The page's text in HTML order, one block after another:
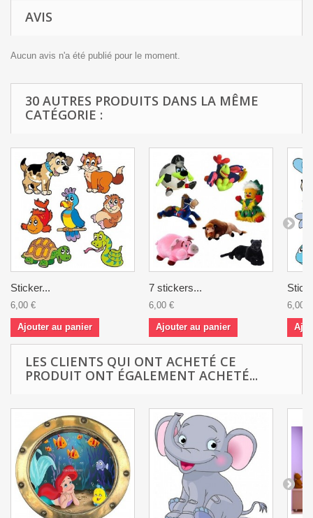
AVIS
Aucun avis n'a été publié pour le moment.
30 AUTRES PRODUITS DANS LA MÊME
CATÉGORIE :
Sticker...
6,00 €
Ajouter au panier
7 stickers...
6,00 €
Ajouter au panier
6,00 €
LES CLIENTS QUI ONT ACHETÉ CE
PRODUIT ONT ÉGALEMENT ACHETÉ...